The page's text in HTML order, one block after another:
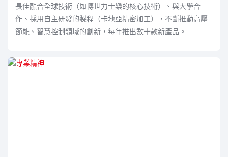
長佳融合全球技術（如博世力士樂的核心技術）、與大學合
作、採用自主研發的製程（卡地亞精密加工），不斷推動高壓
節能、智慧控制領域的創新，每年推出數十款新產品。